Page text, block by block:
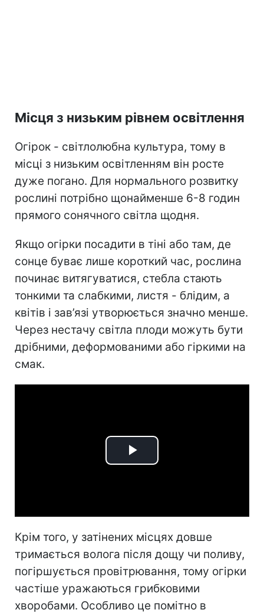
Місця з низьким рівнем освітлення
Огірок - світлолюбна культура, тому в
місці з низьким освітленням він росте
дуже погано. Для нормального розвитку
рослині потрібно щонайменше 6-8 годин
прямого сонячного світла щодня.
Якщо огірки посадити в тіні або там, де
сонце буває лише короткий час, рослина
починає витягуватися, стебла стають
тонкими та слабкими, листя - блідим, а
квітів і зав’язі утворюється значно менше.
Через нестачу світла плоди можуть бути
дрібними, деформованими або гіркими на
смак.
Play
Крім того, у затінених місцях довше
тримається волога після дощу чи поливу,
погіршується провітрювання, тому огірки
частіше уражаються грибковими
хворобами. Особливо це помітно в